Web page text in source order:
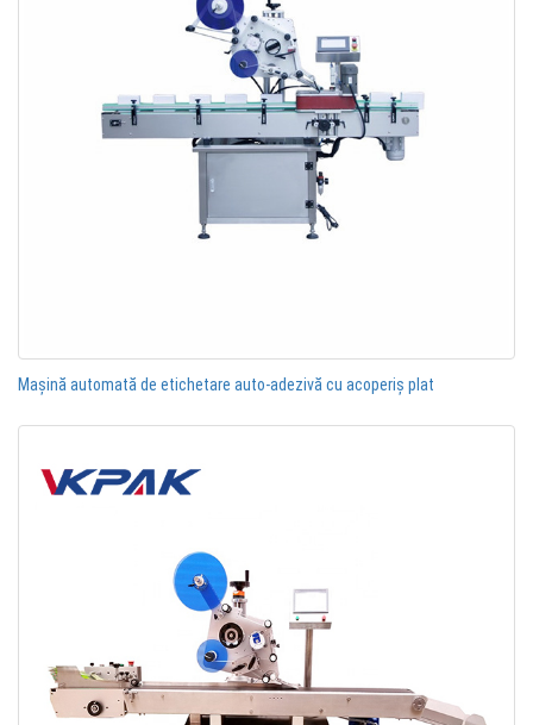
Mașină automată de etichetare auto-adezivă cu acoperiș plat